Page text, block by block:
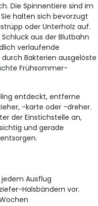
Die Spinnentiere sind im
halten sich bevorzugt
oder Unterholz auf.
aus der Blutbahn
verlaufende
Bakterien ausgelöste
Frühsommer-
entdeckt, entferne
-karte oder -dreher.
der Einstichstelle an,
und gerade
Ausflug
Halsbändern vor.